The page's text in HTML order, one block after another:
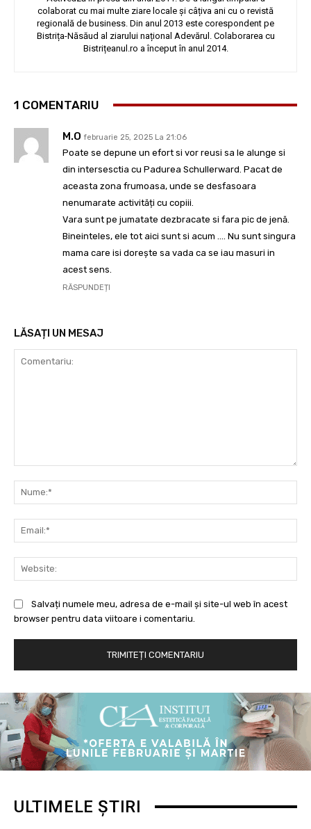
colaborat cu mai multe ziare locale și câțiva ani cu o revistă
regională de business. Din anul 2013 este corespondent pe
Bistrița-Năsăud al ziarului național Adevărul. Colaborarea cu
Bistrițeanul.ro a început în anul 2014.
1 COMENTARIU
M.O februarie 25, 2025 La 21:06
Poate se depune un efort si vor reusi sa le alunge si
din intersesctia cu Padurea Schullerward. Pacat de
aceasta zona frumoasa, unde se desfasoara
nenumarate activități cu copiii.
Vara sunt pe jumatate dezbracate si fara pic de jenă.
Bineinteles, ele tot aici sunt si acum …. Nu sunt singura
mama care isi dorește sa vada ca se iau masuri in
acest sens.
RĂSPUNDEȚI
LĂSAȚI UN MESAJ
Salvați numele meu, adresa de e-mail și site-ul web în acest
browser pentru data viitoare i comentariu.
ULTIMELE ȘTIRI